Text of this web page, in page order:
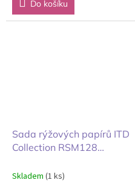
Do košíku
Sada rýžových papírů ITD
Collection RSM128
Skladem (1 ks)